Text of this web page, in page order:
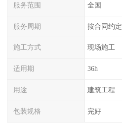
服务范围 全国
服务周期 按合同约定
施工方式 现场施工
适用期 36h
用途 建筑工程
包装规格 完好